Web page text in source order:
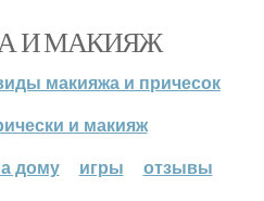
И МАКИЯЖ
макияжа и причесок
и макияж
дому
игры отзывы